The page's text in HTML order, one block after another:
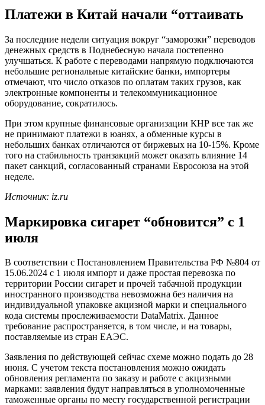
Платежи в Китай начали “оттаивать
За последние недели ситуация вокруг “заморозки” переводов
денежных средств в Поднебесную начала постепенно
улучшаться. К работе с переводами напрямую подключаются
небольшие региональные китайские банки, импортеры
отмечают, что число отказов по оплатам таких грузов, как
электронные компоненты и телекоммуникационное
оборудование, сократилось.
При этом крупные финансовые организации КНР все так же
не принимают платежи в юанях, а обменные курсы в
небольших банках отличаются от биржевых на 10-15%. Кроме
того на стабильность транзакций может оказать влияние 14
пакет санкций, согласованный странами Евросоюза на этой
неделе.
Источник: iz.ru
Маркировка сигарет “обновится” с 1
июля
В соответствии с Постановлением Правительства РФ №804 от
15.06.2024 с 1 июля импорт и даже простая перевозка по
территории России сигарет и прочей табачной продукции
иностранного производства невозможна без наличия на
индивидуальной упаковке акцизной марки и специального
кода системы прослеживаемости DataMatrix. Данное
требование распространяется, в том числе, и на товары,
поставляемые из стран ЕАЭС.
Заявления по действующей сейчас схеме можно подать до 28
июня. С учетом текста постановления можно ожидать
обновления регламента по заказу и работе с акцизными
марками: заявления будут направляться в уполномоченные
таможенные органы по месту государственной регистрации